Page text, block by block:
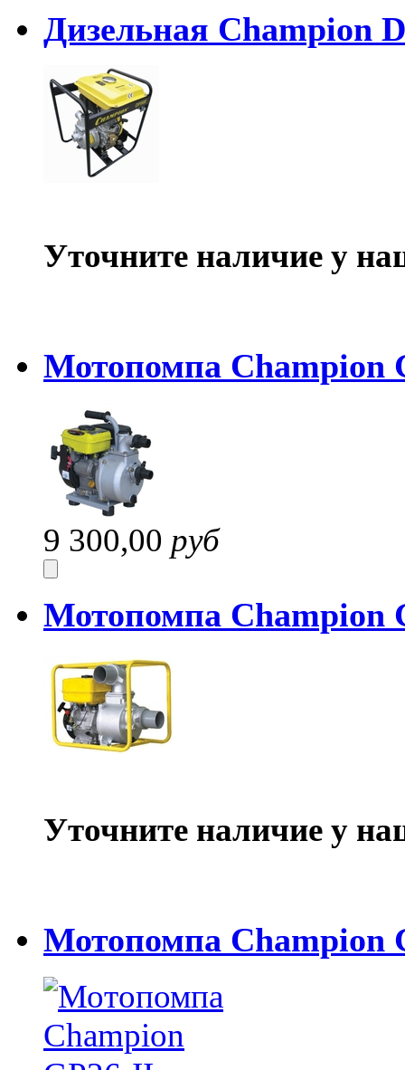
Дизельная Champion
Уточните наличие у
Мотопомпа Champion
9 300,00 руб
Мотопомпа Champion
Уточните наличие у
Мотопомпа Champion